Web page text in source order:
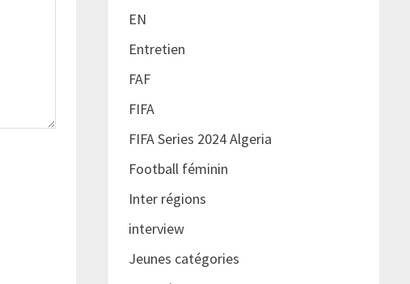
EN
Entretien
FAF
FIFA
FIFA Series 2024 Algeria
Football féminin
Inter régions
interview
Jeunes catégories